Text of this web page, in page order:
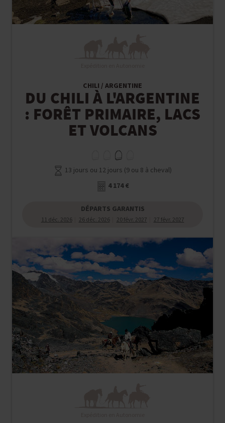
CHILI / ARGENTINE
DU CHILI À L'ARGENTINE
: FORÊT PRIMAIRE, LACS
ET VOLCANS
13 jours ou 12 jours (9 ou 8 à cheval)
4 174 €
DÉPARTS GARANTIS
11 déc. 2026 26 déc. 2026 20 févr. 2027 27 févr. 2027